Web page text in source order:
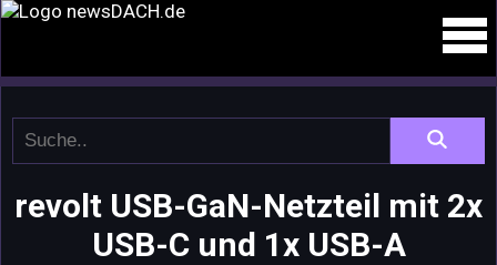
revolt USB-GaN-Netzteil mit 2x
USB-C und 1x USB-A